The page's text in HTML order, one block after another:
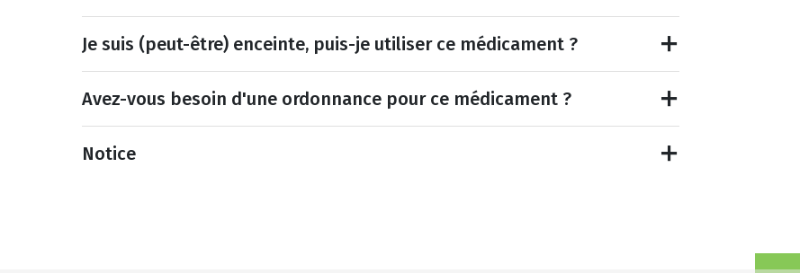
Je suis (peut-être) enceinte, puis-je utiliser ce médicament ?
Avez-vous besoin d'une ordonnance pour ce médicament ?
Notice